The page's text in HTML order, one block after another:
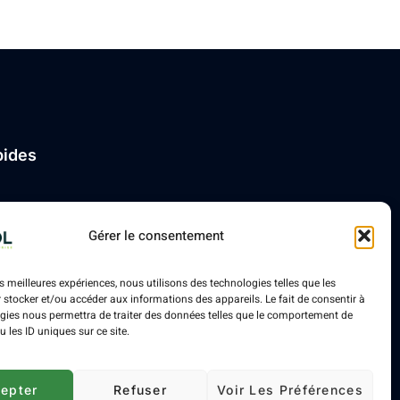
Gérer le consentement
meilleures expériences, nous utilisons des technologies telles que les
et/ou accéder aux informations des appareils. Le fait de consentir à
nous permettra de traiter des données telles que le comportement de
les ID uniques sur ce site.
Refuser Voir Les Préférences
légales